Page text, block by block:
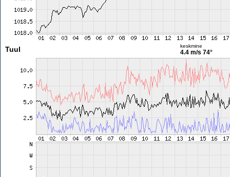
Tuul keskmine
4.4 m/s 74°